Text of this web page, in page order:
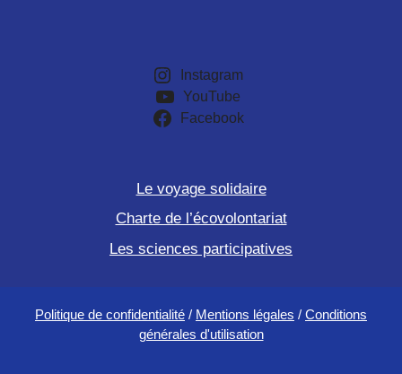
Instagram
YouTube
Facebook
Le voyage solidaire
Charte de l’écovolontariat
Les sciences participatives
Politique de confidentialité / Mentions légales / Conditions
générales d'utilisation